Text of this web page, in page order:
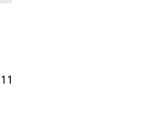
11.370.000